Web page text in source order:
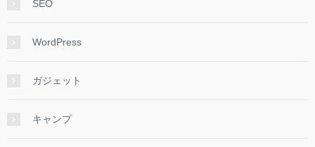
SEO
WordPress
ガジェット
キャンプ